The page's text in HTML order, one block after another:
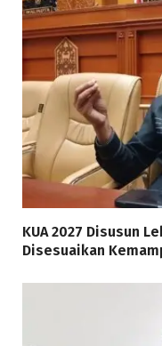
KUA 2027 Disusun
Disesuaikan